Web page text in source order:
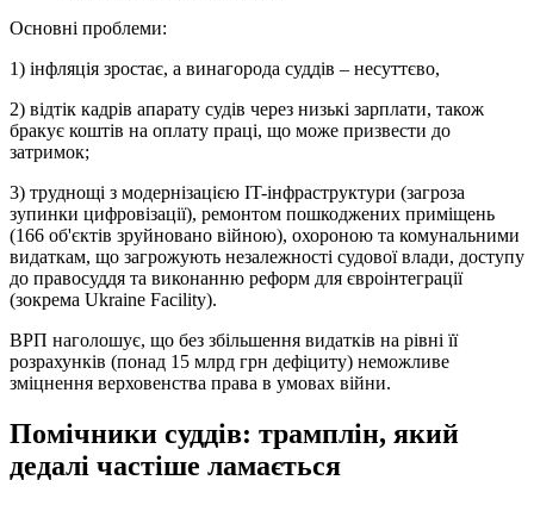
Основні проблеми:
1) інфляція зростає, а винагорода суддів – несуттєво,
2) відтік кадрів апарату судів через низькі зарплати, також
бракує коштів на оплату праці, що може призвести до
затримок;
3) труднощі з модернізацією IT-інфраструктури (загроза
зупинки цифровізації), ремонтом пошкоджених приміщень
(166 об'єктів зруйновано війною), охороною та комунальними
видаткам, що загрожують незалежності судової влади, доступу
до правосуддя та виконанню реформ для євроінтеграції
(зокрема Ukraine Facility).
ВРП наголошує, що без збільшення видатків на рівні її
розрахунків (понад 15 млрд грн дефіциту) неможливе
зміцнення верховенства права в умовах війни.
Помічники суддів: трамплін, який
дедалі частіше ламається